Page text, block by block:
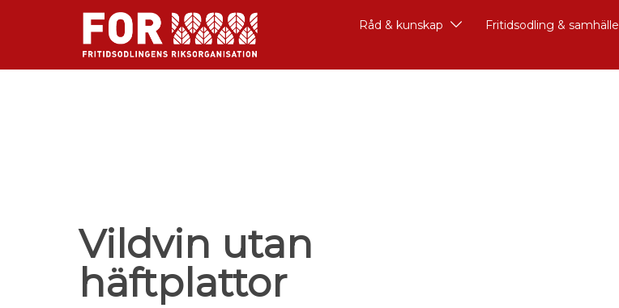
Råd & kunskap Fritidsodling & samhälle
Vildvin utan
häftplattor